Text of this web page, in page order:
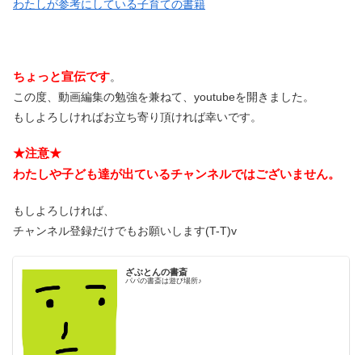
わたしが参考にしている子育ての書籍
ちょっと宣伝です。
この度、動画編集の勉強を兼ねて、youtubeを開きました。
もしよろしければお立ち寄り頂ければ幸いです。
★注意★
わたしや子ども達が出ているチャンネルではございません。
もしよろしければ、
チャンネル登録だけでもお願いします(T-T)v
ざぶとんの書斎
パパの書斎は遊び場所♪